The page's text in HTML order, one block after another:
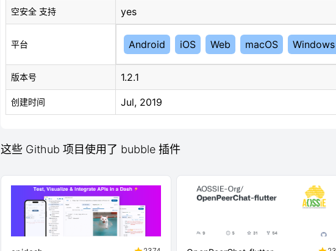
空安全 支持 yes
平台 Android iOS Web macOS Windows
版本号 1.2.1
创建时间 Jul, 2019
这些 Github 项目使用了 bubble 插件